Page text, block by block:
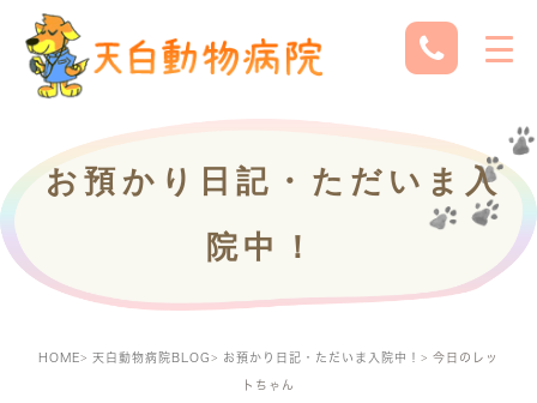
お預かり日記・ただいま入
院中！
HOME 天白動物病院BLOG お預かり日記・ただいま入院中！ 今日のレッ
トちゃん